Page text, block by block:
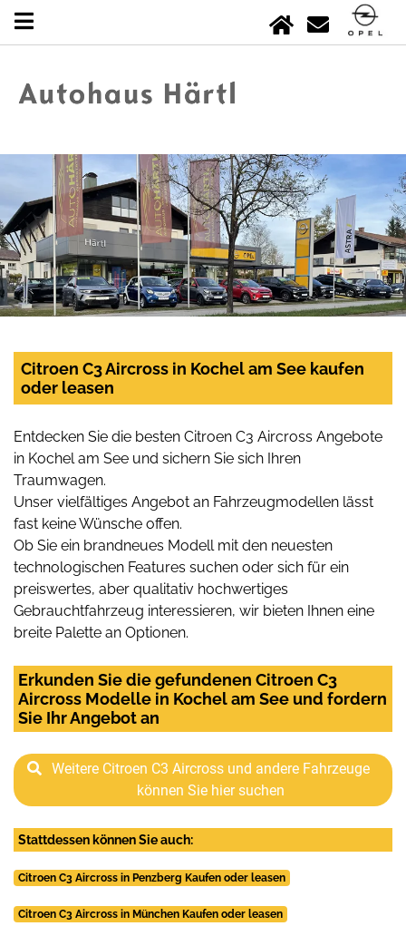
Citroen C3 Aircross in Kochel am See kaufen
oder leasen
Entdecken Sie die besten Citroen C3 Aircross Angebote
in Kochel am See und sichern Sie sich Ihren
Traumwagen.
Unser vielfältiges Angebot an Fahrzeugmodellen lässt
fast keine Wünsche offen.
Ob Sie ein brandneues Modell mit den neuesten
technologischen Features suchen oder sich für ein
preiswertes, aber qualitativ hochwertiges
Gebrauchtfahrzeug interessieren, wir bieten Ihnen eine
breite Palette an Optionen.
Erkunden Sie die gefundenen Citroen C3
Aircross Modelle in Kochel am See und fordern
Sie Ihr Angebot an
Weitere Citroen C3 Aircross und andere Fahrzeuge
können Sie hier suchen
Stattdessen können Sie auch:
Citroen C3 Aircross in Penzberg Kaufen oder leasen
Citroen C3 Aircross in München Kaufen oder leasen